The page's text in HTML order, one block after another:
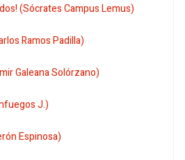
(Sócrates Campus Lemus)
Ramos Padilla)
Galeana Solórzano)
J.)
Espinosa)